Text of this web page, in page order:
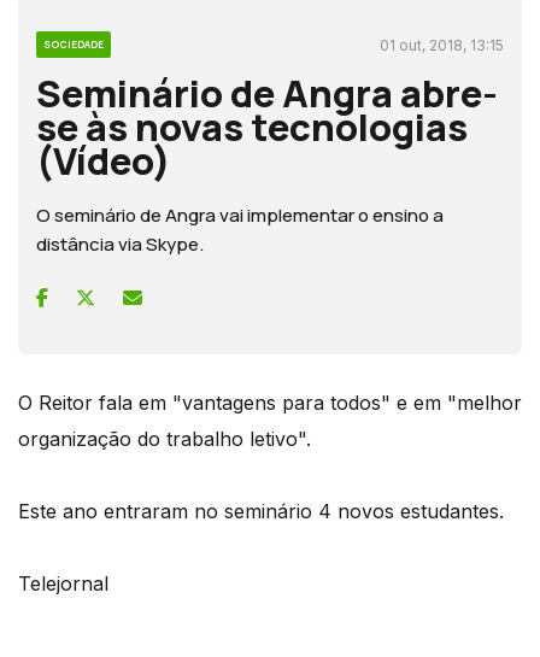
SOCIEDADE 01 out, 2018, 13:15
Seminário de Angra abre-
se às novas tecnologias
(Vídeo)
O seminário de Angra vai implementar o ensino a
distância via Skype.
O Reitor fala em "vantagens para todos" e em "melhor
organização do trabalho letivo".
Este ano entraram no seminário 4 novos estudantes.
Telejornal